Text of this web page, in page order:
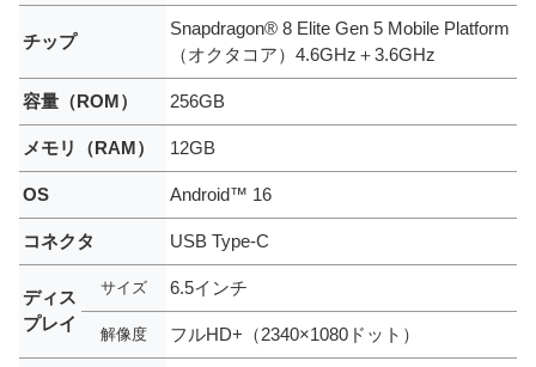
チップ
Snapdragon® 8 Elite Gen 5 Mobile Platform
（オクタコア）4.6GHz＋3.6GHz
容量（ROM） 256GB
メモリ（RAM） 12GB
OS Android™ 16
コネクタ USB Type-C
ディス
プレイ
サイズ 6.5インチ
解像度 フルHD+（2340×1080ドット）